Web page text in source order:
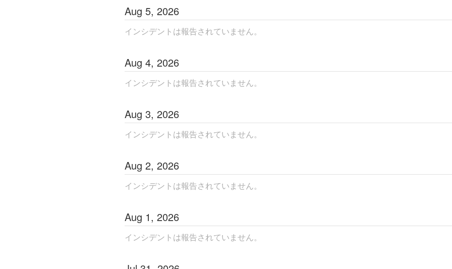
Aug 5, 2026
インシデントは報告されていません。
Aug 4, 2026
インシデントは報告されていません。
Aug 3, 2026
インシデントは報告されていません。
Aug 2, 2026
インシデントは報告されていません。
Aug 1, 2026
インシデントは報告されていません。